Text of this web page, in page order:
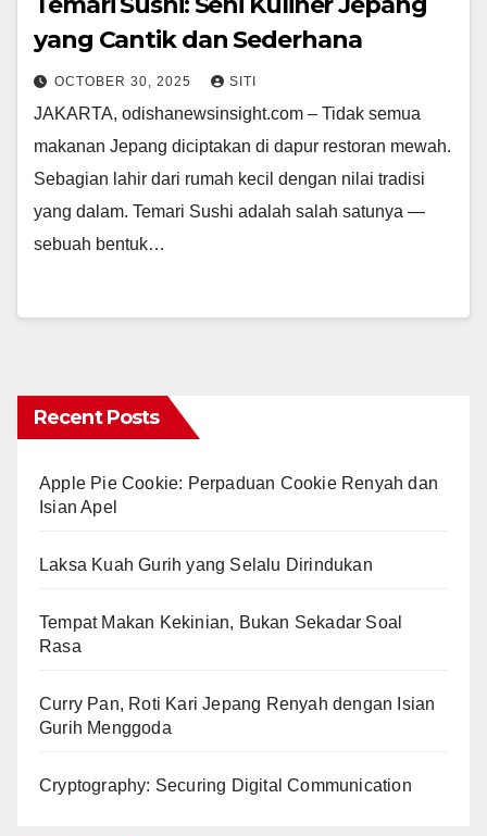
yang Cantik dan Sederhana
OCTOBER 30, 2025 SITI
JAKARTA, odishanewsinsight.com – Tidak semua
makanan Jepang diciptakan di dapur restoran mewah.
Sebagian lahir dari rumah kecil dengan nilai tradisi
yang dalam. Temari Sushi adalah salah satunya —
sebuah bentuk…
Recent Posts
Apple Pie Cookie: Perpaduan Cookie Renyah dan
Isian Apel
Laksa Kuah Gurih yang Selalu Dirindukan
Tempat Makan Kekinian, Bukan Sekadar Soal
Rasa
Curry Pan, Roti Kari Jepang Renyah dengan Isian
Gurih Menggoda
Cryptography: Securing Digital Communication